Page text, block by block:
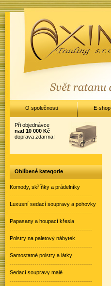
Při objednávce
nad 10 000 Kč
doprava zdarma!
Oblíbené kategorie
Komody, skříňky a prádelníky
Luxusní sedací soupravy a pohovky
Papasany a houpací křesla
Polstry na paletový nábytek
Samostatné polstry a látky
Sedací soupravy malé
O společnosti E-shop